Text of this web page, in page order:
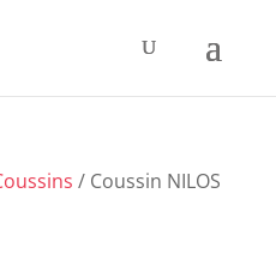
/ Coussin NILOS